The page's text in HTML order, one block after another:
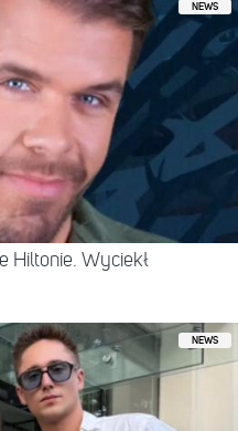
NEWS
Hiltonie. Wyciekł
NEWS